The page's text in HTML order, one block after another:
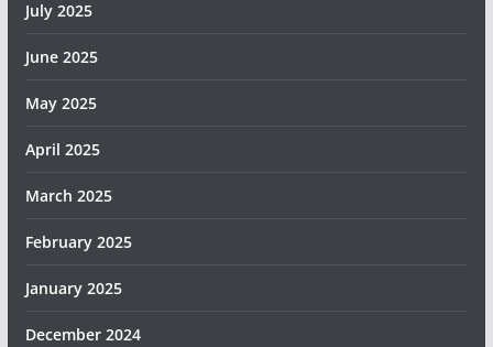
July 2025
June 2025
May 2025
April 2025
March 2025
February 2025
January 2025
December 2024